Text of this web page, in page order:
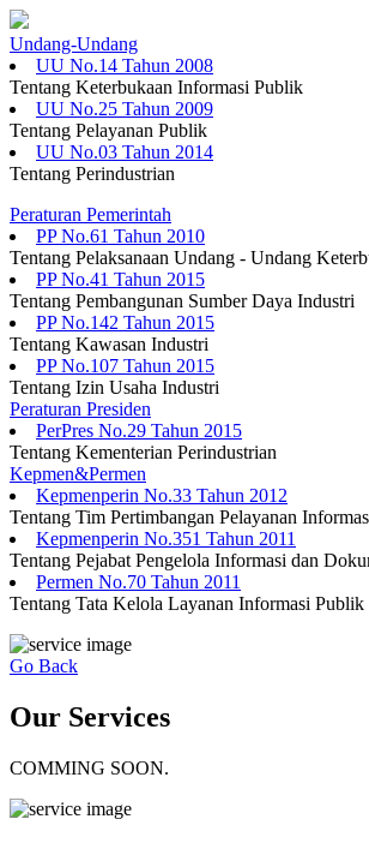
Undang-Undang
UU No.14 Tahun 2008
Tentang Keterbukaan Informasi Publik
UU No.25 Tahun 2009
Tentang Pelayanan Publik
UU No.03 Tahun 2014
Tentang Perindustrian
Peraturan Pemerintah
PP No.61 Tahun 2010
Tentang Pelaksanaan Undang - Undang
PP No.41 Tahun 2015
Tentang Pembangunan Sumber Daya Industri
PP No.142 Tahun 2015
Tentang Kawasan Industri
PP No.107 Tahun 2015
Tentang Izin Usaha Industri
Peraturan Presiden
PerPres No.29 Tahun 2015
Tentang Kementerian Perindustrian
Kepmen&Permen
Kepmenperin No.33 Tahun 2012
Tentang Tim Pertimbangan Pelayanan
Kepmenperin No.351 Tahun 2011
Tentang Pejabat Pengelola Informasi dan
Permen No.70 Tahun 2011
Tentang Tata Kelola Layanan Informasi
Go Back
Our Services
COMMING SOON.